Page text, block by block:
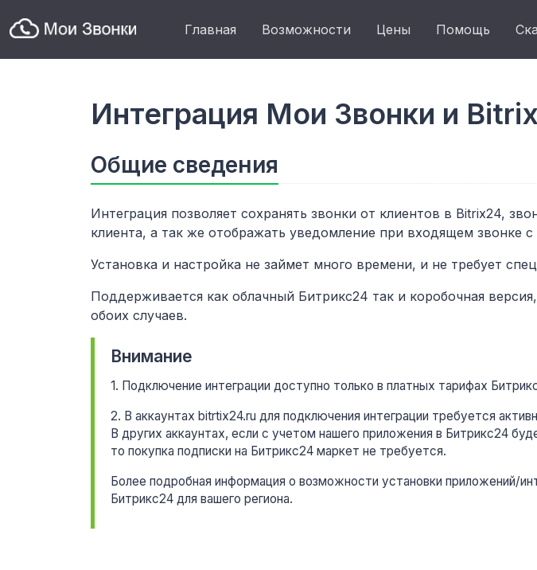
Главная Возможности Цены Помощь
Интеграция Мои Звонки и
Общие сведения
Интеграция позволяет сохранять звонки от клиентов в Bitrix24,
клиента, а так же отображать уведомление при входящем звонке
Установка и настройка не займет много времени, и не требует
Поддерживается как облачный Битрикс24 так и коробочная
обоих случаев.
Внимание
1. Подключение интеграции доступно только в платных тарифах
2. В аккаунтах bitrtix24.ru для подключения интеграции требуется
В других аккаунтах, если с учетом нашего приложения в Битрикс24
то покупка подписки на Битрикс24 маркет не требуется.
Более подробная информация о возможности установки приложений/
Битрикс24 для вашего региона.